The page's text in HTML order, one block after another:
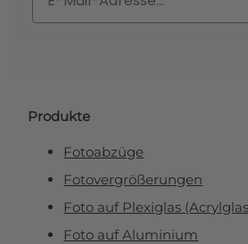
Produkte
Fotoabzüge
Fotovergrößerungen
Foto auf Plexiglas
Foto auf Aluminium